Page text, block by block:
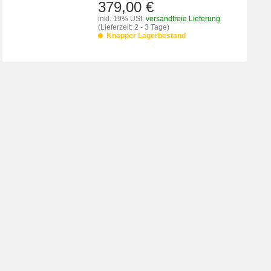
379,00 €
inkl. 19% USt. versandfreie Lieferung
(Lieferzeit: 2 - 3 Tage)
Knapper Lagerbestand